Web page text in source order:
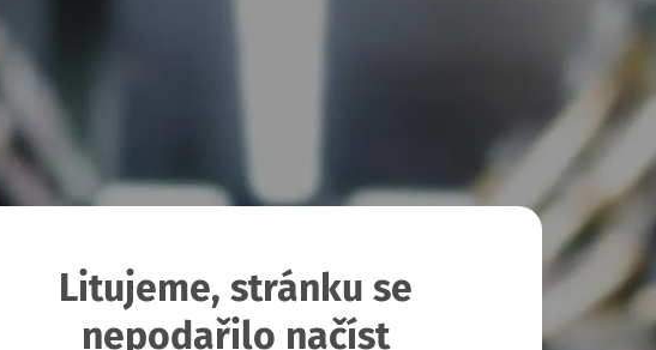
Litujeme, stránku se
nepodařilo načíst